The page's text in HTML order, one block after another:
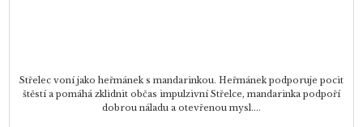
Střelec voní jako heřmánek s mandarinkou. Heřmánek podporuje pocit
štěstí a pomáhá zklidnit občas impulzivní Střelce, mandarinka podpoří
dobrou náladu a otevřenou mysl....